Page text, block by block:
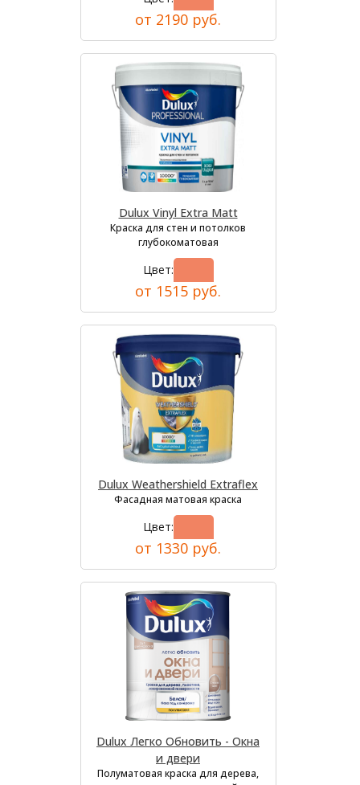
от 2190 руб.
Dulux Vinyl Extra Matt
Краска для стен и потолков
глубокоматовая
Цвет:
от 1515 руб.
Dulux Weathershield Extraflex
Фасадная матовая краска
Цвет:
от 1330 руб.
Dulux Легко Обновить - Окна
и двери
Полуматовая краска для дерева,